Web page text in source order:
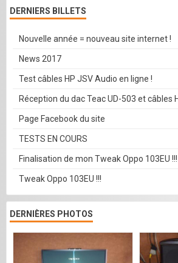
DERNIERS BILLETS
Nouvelle année = nouveau site internet !
News 2017
Test câbles HP JSV Audio en ligne !
Réception du dac Teac UD-503 et câbles
Page Facebook du site
TESTS EN COURS
Finalisation de mon Tweak Oppo 103EU !!!
Tweak Oppo 103EU !!!
DERNIÈRES PHOTOS